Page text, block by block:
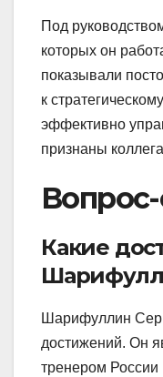
Под
которых он
показывали
к
эффективно
признаны
Вопрос-
Какие
Шарифуллин
достижений. Он
тренером России